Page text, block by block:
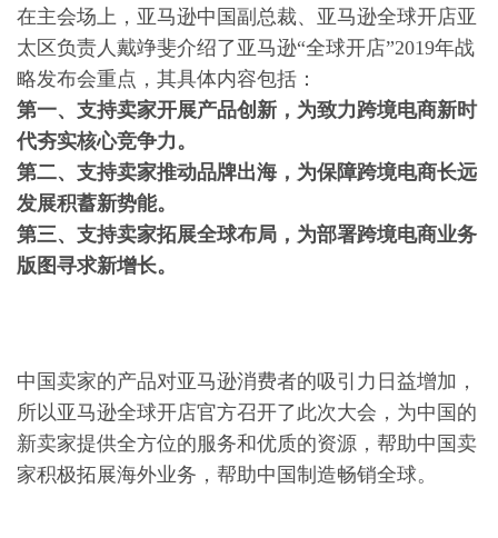
在主会场上，亚马逊中国副总裁、亚马逊全球开店亚
太区负责人戴竫斐介绍了亚马逊“全球开店”2019年战
略发布会重点，其具体内容包括：
第一、支持卖家开展产品创新，为致力跨境电商新时
代夯实核心竞争力。
第二、支持卖家推动品牌出海，为保障跨境电商长远
发展积蓄新势能。
第三、支持卖家拓展全球布局，为部署跨境电商业务
版图寻求新增长。
中国卖家的产品对亚马逊消费者的吸引力日益增加，
所以亚马逊全球开店官方召开了此次大会，为中国的
新卖家提供全方位的服务和优质的资源，帮助中国卖
家积极拓展海外业务，帮助中国制造畅销全球。